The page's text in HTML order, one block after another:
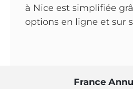
à Nice est simplifiée
options en ligne et sur
France